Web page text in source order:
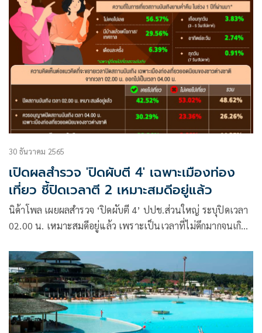
30 ธันวาคม 2565
เปิดผลสำรวจ 'ปิดผับตี 4' เฉพาะเมืองท่อง
เที่ยว ชี้ปิดเวลาตี 2 เหมาะสมดีอยู่แล้ว
นิด้าโพล เผยผลสำรวจ ‘ปิดผับตี 4’ ปปช.ส่วนใหญ่ ระบุปิดเวลา
02.00 น. เหมาะสมดีอยู่แล้ว เพราะเป็นเวลาที่ไม่ดึกมากจนเกิน
นิยมของชาวต่างชาติ ช่วยสร้างรายได้จากการท่องเที่ยวในช่วง
เศรษฐกิจชะลอตัว